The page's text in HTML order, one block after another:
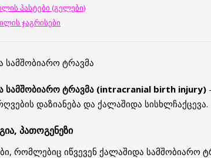
პასტები (გელები)
ჯაგრისები
სამშობიარო ტრავმა
სამშობიარო ტრავმა (intracranial birth injury)
დაზიანება და ქალაშიდა სისხლჩაქცევა.
პათოგენეზი
რომლებიც იწვევენ ქალაშიდა სამშობიარო